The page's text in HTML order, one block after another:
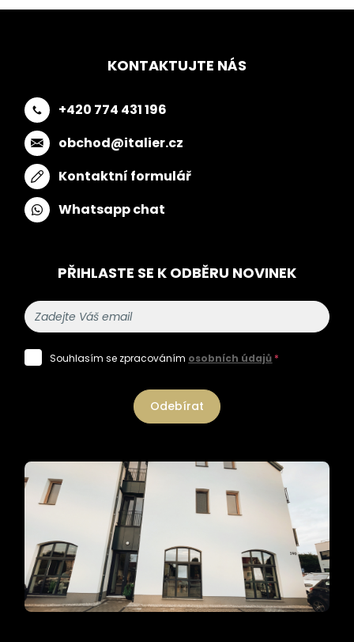
KONTAKTUJTE NÁS
+420 774 431 196
obchod@italier.cz
Kontaktní formulář
Whatsapp chat
PŘIHLASTE SE K ODBĚRU NOVINEK
Souhlasím se zpracováním osobních údajů *
Odebírat